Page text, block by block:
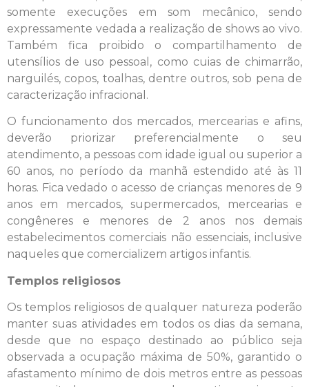
somente execuções em som mecânico, sendo
expressamente vedada a realização de shows ao vivo.
Também fica proibido o compartilhamento de
utensílios de uso pessoal, como cuias de chimarrão,
narguilés, copos, toalhas, dentre outros, sob pena de
caracterização infracional.
O funcionamento dos mercados, mercearias e afins,
deverão priorizar preferencialmente o seu
atendimento, a pessoas com idade igual ou superior a
60 anos, no período da manhã estendido até às 11
horas. Fica vedado o acesso de crianças menores de 9
anos em mercados, supermercados, mercearias e
congêneres e menores de 2 anos nos demais
estabelecimentos comerciais não essenciais, inclusive
naqueles que comercializem artigos infantis.
Templos religiosos
Os templos religiosos de qualquer natureza poderão
manter suas atividades em todos os dias da semana,
desde que no espaço destinado ao público seja
observada a ocupação máxima de 50%, garantido o
afastamento mínimo de dois metros entre as pessoas